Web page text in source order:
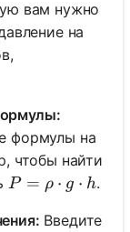
вам нужно
на
формулы на
чтобы найти
P = \rho \cdot
P = ρ ⋅ g ⋅ h.
Введите